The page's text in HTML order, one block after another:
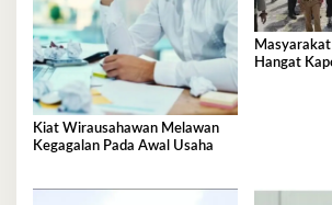
Kiat Wirausahawan Melawan
Kegagalan Pada Awal Usaha
Hangat